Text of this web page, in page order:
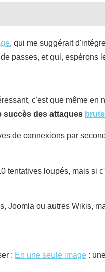
, qui me suggérait
passes, et qui, espérons
c'est que même
succès des attaques
de connexions par
tentatives loupés, mais si
Joomla ou autres Wikis,
: En une seule image :